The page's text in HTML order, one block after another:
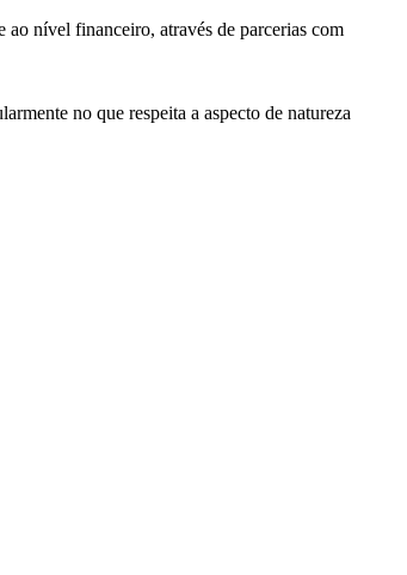
ao nível financeiro, através de parcerias com
no que respeita a aspecto de natureza